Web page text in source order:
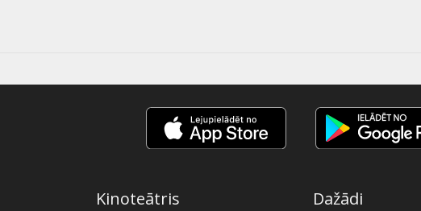
Kinoteātris Dažādi